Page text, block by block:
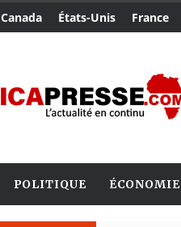
Canada États-Unis France
POLITIQUE ÉCONOMIE